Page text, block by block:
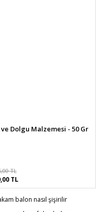
Dolgu Malzemesi - 50 Gr
TL
TL
balon nasıl şişirilir